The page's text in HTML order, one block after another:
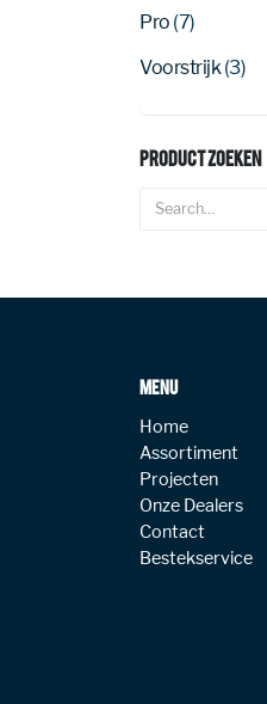
Pro (7)
Voorstrijk(3)
Product Zoeken
MENU
Home
Assortiment
Projecten
Onze Dealers
Contact
Bestekservice